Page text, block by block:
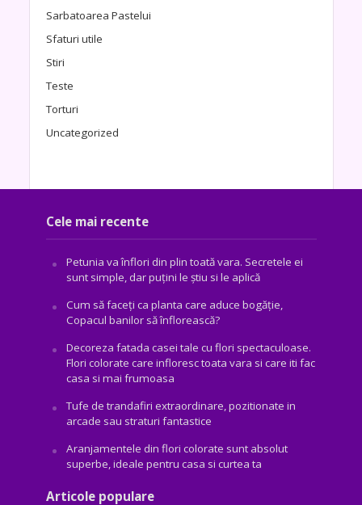
Sarbatoarea Pastelui
Sfaturi utile
Stiri
Teste
Torturi
Uncategorized
Cele mai recente
Petunia va înflori din plin toată vara. Secretele ei
sunt simple, dar puțini le știu si le aplică
Cum să faceți ca planta care aduce bogăţie,
Copacul banilor să înflorească?
Decoreza fatada casei tale cu flori spectaculoase.
Flori colorate care infloresc toata vara si care iti fac
casa si mai frumoasa
Tufe de trandafiri extraordinare, pozitionate in
arcade sau straturi fantastice
Aranjamentele din flori colorate sunt absolut
superbe, ideale pentru casa si curtea ta
Articole populare